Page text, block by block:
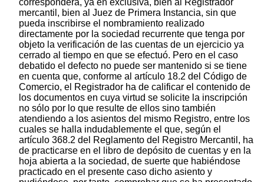
mercantil, bien al Juez de Primera Instancia, sin que
pueda inscribirse el nombramiento realizado
directamente por la sociedad recurrente que tenga por
objeto la verificación de las cuentas de un ejercicio ya
cerrado al tiempo en que se efectuó. Pero en el caso
debatido el defecto no puede ser mantenido si se tiene
en cuenta que, conforme al artículo 18.2 del Código de
Comercio, el Registrador ha de calificar el contenido de
los documentos en cuya virtud se solicite la inscripción
no sólo por lo que resulte de ellos sino también
atendiendo a los asientos del mismo Registro, entre los
cuales se halla indudablemente el que, según el
artículo 368.2 del Reglamento del Registro Mercantil, ha
de practicarse en el libro de depósito de cuentas y en la
hoja abierta a la sociedad, de suerte que habiéndose
practicado en el presente caso dicho asiento y